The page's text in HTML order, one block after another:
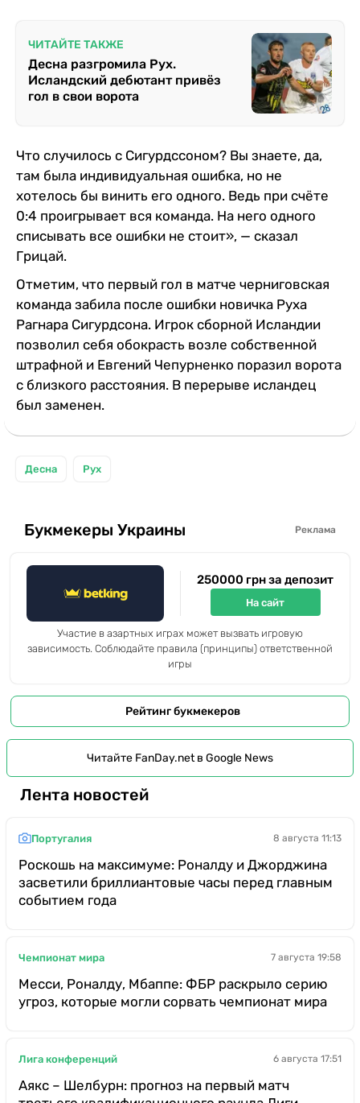
ЧИТАЙТЕ ТАКЖЕ
Десна разгромила Рух.
Исландский дебютант привёз
гол в свои ворота
Что случилось с Сигурдссоном? Вы знаете, да,
там была индивидуальная ошибка, но не
хотелось бы винить его одного. Ведь при счёте
0:4 проигрывает вся команда. На него одного
списывать все ошибки не стоит», — сказал
Грицай.
Отметим, что первый гол в матче черниговская
команда забила после ошибки новичка Руха
Рагнара Сигурдсона. Игрок сборной Исландии
позволил себя обокрасть возле собственной
штрафной и Евгений Чепурненко поразил ворота
с близкого расстояния. В перерыве исландец
был заменен.
Десна Рух
Букмекеры Украины Реклама
250000 грн за депозит
На сайт
Участие в азартных играх может вызвать игровую
зависимость. Соблюдайте правила (принципы) ответственной
игры
Рейтинг букмекеров
Читайте FanDay.net в Google News
Лента новостей
Португалия 8 августа 11:13
Роскошь на максимуме: Роналду и Джорджина
засветили бриллиантовые часы перед главным
событием года
Чемпионат мира 7 августа 19:58
Месси, Роналду, Мбаппе: ФБР раскрыло серию
угроз, которые могли сорвать чемпионат мира
Лига конференций 6 августа 17:51
Аякс – Шелбурн: прогноз на первый матч